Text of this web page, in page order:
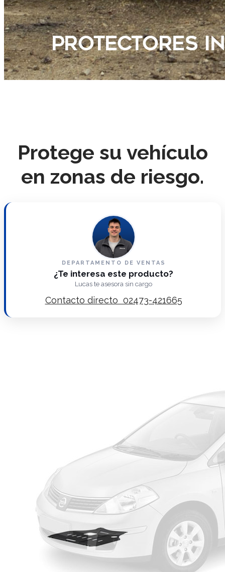
Protege su vehículo
en zonas de riesgo.
DEPARTAMENTO DE VENTAS
¿Te interesa este producto?
Lucas te asesora sin cargo
Contacto directo 02473-421665